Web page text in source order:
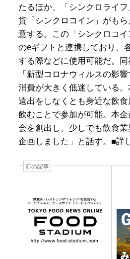
たるほか、「シンクロライ
貨「シンクロコイン」がも
意する。この「シンクロコ
のeギフトと連携しており、
する際などに使用可能だ。
「新型コロナウィルスの影
消費が大きく低迷している。
遠出をしなくとも身近な飲
飲むことで参加が可能。本
会を創出し、少しでも飲食
企画しました」と話す。■詳
前の記事